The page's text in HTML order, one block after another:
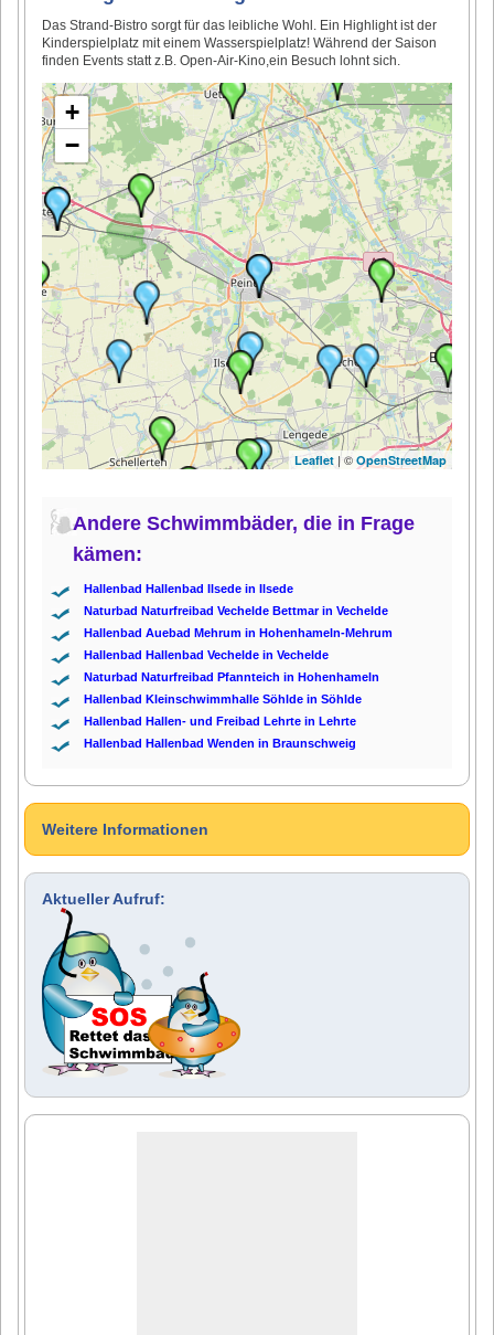
Das Strand-Bistro sorgt für das leibliche Wohl. Ein Highlight ist der
Kinderspielplatz mit einem Wasserspielplatz! Während der Saison
finden Events statt z.B. Open-Air-Kino,ein Besuch lohnt sich.
+
−
Leaflet| © OpenStreetMap
Andere Schwimmbäder, die in Frage
kämen:
Hallenbad Hallenbad Ilsede in Ilsede
Naturbad Naturfreibad Vechelde Bettmar in Vechelde
Hallenbad Auebad Mehrum in Hohenhameln-Mehrum
Hallenbad Hallenbad Vechelde in Vechelde
Naturbad Naturfreibad Pfannteich in Hohenhameln
Hallenbad Kleinschwimmhalle Söhlde in Söhlde
Hallenbad Hallen- und Freibad Lehrte in Lehrte
Hallenbad Hallenbad Wenden in Braunschweig
Weitere Informationen
Aktueller Aufruf: